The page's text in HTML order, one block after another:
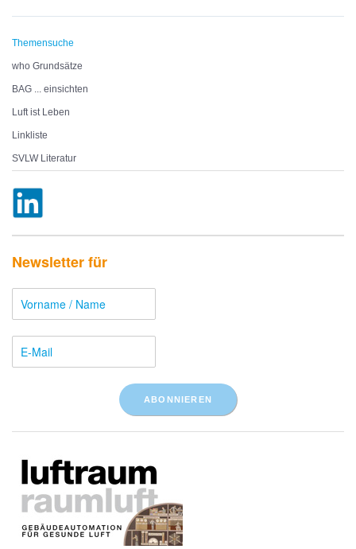
Themensuche
who Grundsätze
BAG ... einsichten
Luft ist Leben
Linkliste
SVLW Literatur
Newsletter für